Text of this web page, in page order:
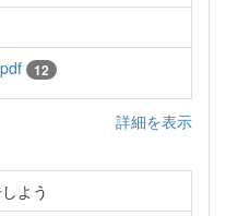
12
詳細を表示
よう